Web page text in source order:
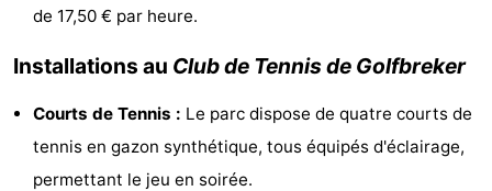
De
Zandput
-
Duinzicht
Joossesweg
de 17,50 € par heure.
Installations au Club de Tennis de Golfbreker
Courts de Tennis : Le parc dispose de quatre courts de
tennis en gazon synthétique, tous équipés d'éclairage,
permettant le jeu en soirée.